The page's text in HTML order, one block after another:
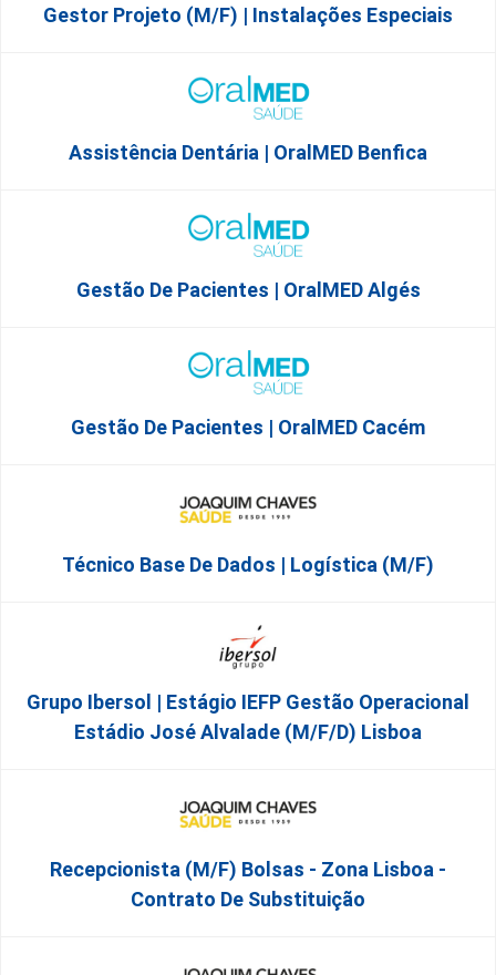
Gestor Projeto (m/f) | Instalações Especiais
Assistência Dentária | OralMED Benfica
Gestão De Pacientes | OralMED Algés
Gestão De Pacientes | OralMED Cacém
Técnico Base De Dados | Logística (M/F)
Grupo Ibersol | Estágio IEFP Gestão Operacional
Estádio José Alvalade (m/f/d) Lisboa
Recepcionista (M/F) Bolsas - Zona Lisboa -
Contrato De Substituição